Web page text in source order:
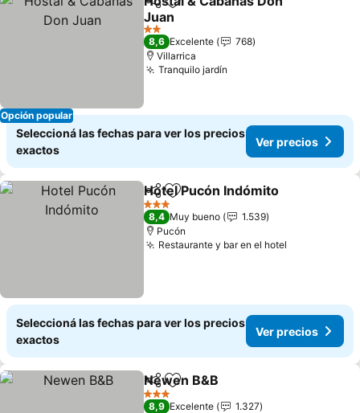
Opción popular
CompartirAñadir a favoritos
Juan
2 Estrellas
8,6 Excelente
768
Villarrica
Tranquilo jardín
Seleccioná las fechas para ver los precios
exactos
Ver precios
CompartirAñadir a favoritos
Hotel Pucón Indómito
3 Estrellas
8,4 Muy bueno
1.539
Pucón
Restaurante y bar en el hotel
Seleccioná las fechas para ver los precios
exactos
Ver precios
CompartirAñadir a favoritos
Newen B&B
3 Estrellas
8,9 Excelente
1.327